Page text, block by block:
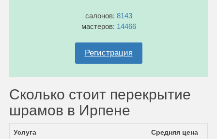
салонов: 8143
мастеров: 14466
Регистрация
Сколько стоит перекрытие
шрамов в Ирпене
Услуга Средняя цена